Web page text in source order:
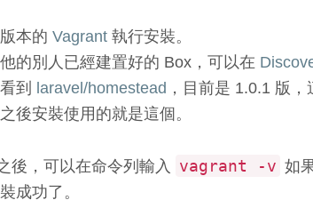
本的Vagrant 執行安裝。
的別人已經建置好的 Box，可以在
到 laravel/homestead ，目前是 1.0.1 版
後安裝使用的就是這個。
後，可以在命令列輸入 vagrant -v 如
成功了。